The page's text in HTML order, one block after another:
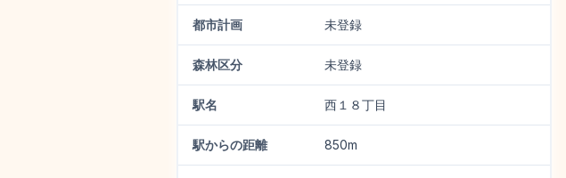
都市計画 未登録
森林区分 未登録
駅名 西１８丁目
駅からの距離 850m